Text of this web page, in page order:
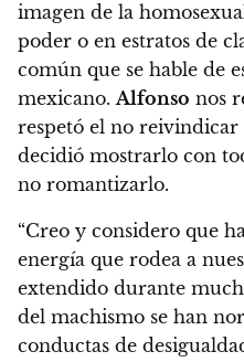
imagen de la
poder o en estratos de
común que se hable de
mexicano.Alfonso nos
respetó el no reivindicar
decidió mostrarlo con
no romantizarlo.
“Creo y considero que
energía que rodea a
extendido durante
del machismo se han
conductas de